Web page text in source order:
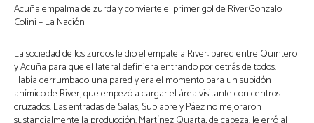
Acuña empalma de zurda y convierte el primer gol de RiverGonzalo
Colini – La Nación
La sociedad de los zurdos le dio el empate a River: pared entre Quintero
y Acuña para que el lateral definiera entrando por detrás de todos.
Había derrumbado una pared y era el momento para un subidón
anímico de River, que empezó a cargar el área visitante con centros
cruzados. Las entradas de Salas, Subiabre y Páez no mejoraron